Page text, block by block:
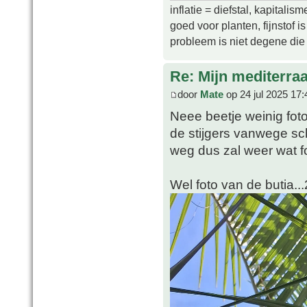
inflatie = diefstal,
goed voor planten, fijnstof
probleem is niet degene
Re: Mijn
door Mate op 24 jul 2025
Neee beetje weinig
de stijgers vanwege
weg dus zal weer wat
Wel foto van de